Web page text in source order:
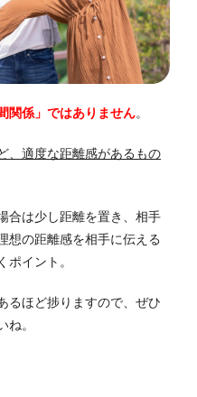
関係」ではありません。
、適度な距離感があるもの
合は少し距離を置き、相手
想の距離感を相手に伝える
ポイント。
るほど捗りますので、ぜひ
ね。